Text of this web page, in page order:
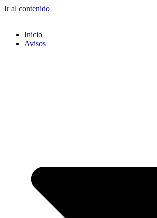
Ir al contenido
Inicio
Avisos